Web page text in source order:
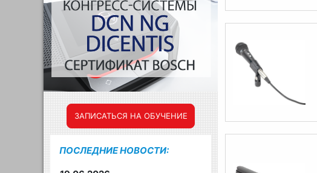
ЗАПИСАТЬСЯ НА ОБУЧЕНИЕ
ПОСЛЕДНИЕ НОВОСТИ: